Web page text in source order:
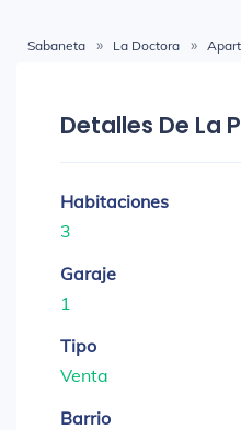
Sabaneta La Doctora
Detalles De La
Habitaciones
3
Garaje
1
Tipo
Venta
Barrio